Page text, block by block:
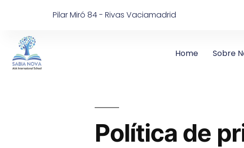
Pilar Miró 84 - Rivas Vaciamadrid
Home Sobre
Política de